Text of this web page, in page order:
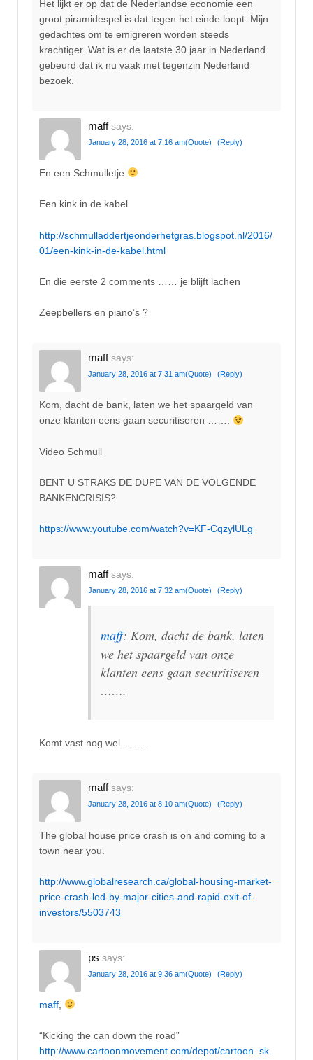
Het lijkt er op dat de Nederlandse economie een
groot piramidespel is dat tegen het einde loopt. Mijn
gedachtes om te emigreren worden steeds
krachtiger. Wat is er de laatste 30 jaar in Nederland
gebeurd dat ik nu vaak met tegenzin Nederland
bezoek.
maff says:
January 28, 2016 at 7:16 am(Quote) (Reply)
En een Schmulletje
Een kink in de kabel
http://schmulladdertjeonderhetgras.blogspot.nl/2016/
01/een-kink-in-de-kabel.html
En die eerste 2 comments …… je blijft lachen
Zeepbellers en piano’s ?
maff says:
January 28, 2016 at 7:31 am(Quote) (Reply)
Kom, dacht de bank, laten we het spaargeld van
onze klanten eens gaan securitiseren …….
Video Schmull
BENT U STRAKS DE DUPE VAN DE VOLGENDE
BANKENCRISIS?
https://www.youtube.com/watch?v=KF-CqzylULg
maff says:
January 28, 2016 at 7:32 am(Quote) (Reply)
maff: Kom, dacht de bank, laten
we het spaargeld van onze
klanten eens gaan securitiseren
…….
Komt vast nog wel ……..
maff says:
January 28, 2016 at 8:10 am(Quote) (Reply)
The global house price crash is on and coming to a
town near you.
http://www.globalresearch.ca/global-housing-market-
price-crash-led-by-major-cities-and-rapid-exit-of-
investors/5503743
ps says:
January 28, 2016 at 9:36 am(Quote) (Reply)
maff
“Kicking the can down the road”
http://www.cartoonmovement.com/depot/cartoon_sk